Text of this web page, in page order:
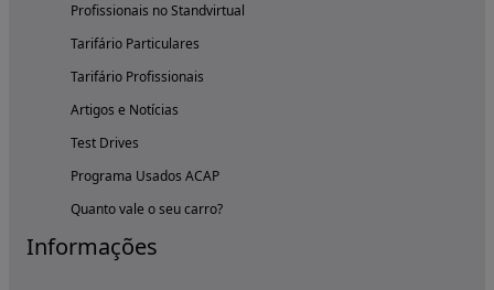
Profissionais no Standvirtual
Tarifário Particulares
Tarifário Profissionais
Artigos e Notícias
Test Drives
Programa Usados ACAP
Quanto vale o seu carro?
Informações